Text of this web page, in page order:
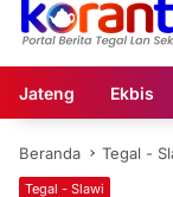
Jateng Ekbis
Beranda Tegal -
Tegal - Slawi